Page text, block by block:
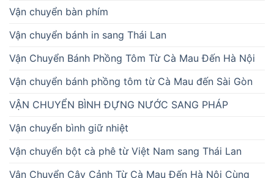
Vận chuyển bàn phím
Vận chuyển bánh in sang Thái Lan
Vận Chuyển Bánh Phồng Tôm Từ Cà Mau Đến Hà Nội
Vận chuyển bánh phồng tôm từ Cà Mau đến Sài Gòn
VẬN CHUYỂN BÌNH ĐỰNG NƯỚC SANG PHÁP
Vận chuyển bình giữ nhiệt
Vận chuyển bột cà phê từ Việt Nam sang Thái Lan
Vận Chuyển Cây Cảnh Từ Cà Mau Đến Hà Nội Cùng